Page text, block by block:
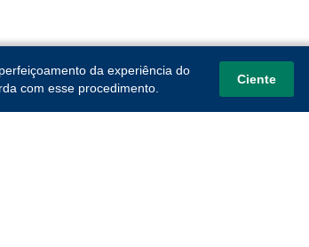
da experiência do
com esse procedimento.
Ciente